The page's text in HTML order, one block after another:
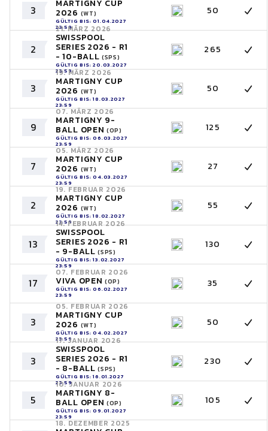
3 MARTIGNY CUP
2026 (WT)
GÜLTIG BIS: 01.04.2027
23:59
50
2
21. MÄRZ 2026
SWISSPOOL
SERIES 2026 - R1
- 10-BALL (SPS)
GÜLTIG BIS: 20.03.2027
23:59
265
3
19. MÄRZ 2026
MARTIGNY CUP
2026 (WT)
GÜLTIG BIS: 18.03.2027
23:59
50
9
07. MÄRZ 2026
MARTIGNY 9-
BALL OPEN (OP)
GÜLTIG BIS: 06.03.2027
23:59
125
7
05. MÄRZ 2026
MARTIGNY CUP
2026 (WT)
GÜLTIG BIS: 04.03.2027
23:59
27
2
19. FEBRUAR 2026
MARTIGNY CUP
2026 (WT)
GÜLTIG BIS: 18.02.2027
23:59
55
13
14. FEBRUAR 2026
SWISSPOOL
SERIES 2026 - R1
- 9-BALL(SPS)
GÜLTIG BIS: 13.02.2027
23:59
130
17
07. FEBRUAR 2026
VIVA OPEN (OP)
GÜLTIG BIS: 06.02.2027
23:59
35
3
05. FEBRUAR 2026
MARTIGNY CUP
2026 (WT)
GÜLTIG BIS: 04.02.2027
23:59
50
3
17. JANUAR 2026
SWISSPOOL
SERIES 2026 - R1
- 8-BALL(SPS)
GÜLTIG BIS: 16.01.2027
23:59
230
5
10. JANUAR 2026
MARTIGNY 8-
BALL OPEN (OP)
GÜLTIG BIS: 09.01.2027
23:59
105
18. DEZEMBER 2025